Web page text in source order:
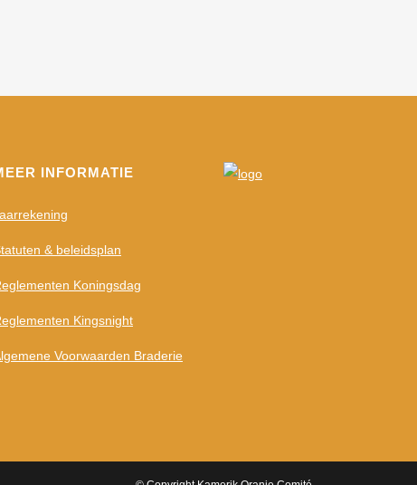
INFORMATIE
& beleidsplan
Koningsdag
Kingsnight
Voorwaarden Braderie